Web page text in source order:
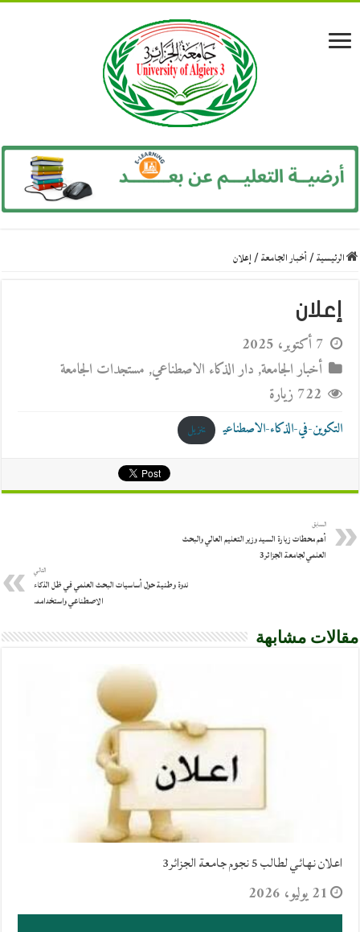
الرئيسية/أخبار الجامعة/إعلان
إعلان
7 أكتوبر، 2025
أخبار الجامعة, دار الذكاء الاصطناعي, مستجدات الجامعة
722 زيارة
التكوين-في-الذكاء-الاصطناعي تنزيل
السابق
أهم محطات زيارة السيد وزير التعليم العالي والبحث
العلمي لجامعة الجزائر3
التالي
ندوة وطنية حول أساسيات البحث العلمي في ظل الذكاء
الاصطناعي واستخدامه.
مقالات مشابهة
اعلان نهائي لطالب 5 نجوم جامعة الجزائر3
21 يوليو، 2026